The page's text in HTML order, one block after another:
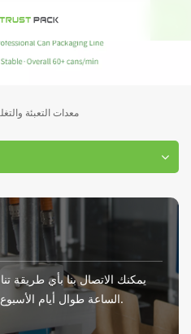
معدات التعبئة
يمكنك الاتصال بنا بأي طريقة
الساعة طوال أيام الأسبوع عبر البريد الإلكتروني أو الهاتف.